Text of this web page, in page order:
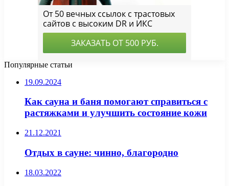
Популярные статьи
19.09.2024
Как сауна и баня помогают справиться с
растяжками и улучшить состояние кожи
21.12.2021
Отдых в сауне: чинно, благородно
18.03.2022